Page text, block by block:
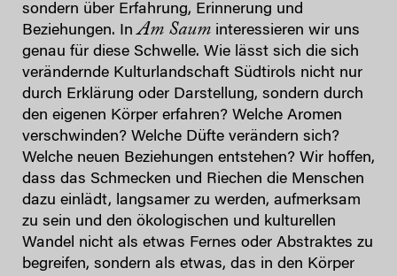
sondern über Erfahrung, Erinnerung und
Beziehungen. InAm Saum interessieren wir uns
genau für diese Schwelle. Wie lässt sich die sich
verändernde Kulturlandschaft Südtirols nicht nur
durch Erklärung oder Darstellung, sondern durch
den eigenen Körper erfahren? Welche Aromen
verschwinden? Welche Düfte verändern sich?
Welche neuen Beziehungen entstehen? Wir hoffen,
dass das Schmecken und Riechen die Menschen
dazu einlädt, langsamer zu werden, aufmerksam
zu sein und den ökologischen und kulturellen
Wandel nicht als etwas Fernes oder Abstraktes zu
begreifen, sondern als etwas, das in den Körper